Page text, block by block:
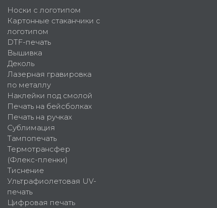
Носки с логотипом
Картонные стаканчики с
логотипом
DTF-печать
Вышивка
Деколь
Лазерная гравировка
по металлу
Наклейки под смолой
Печать на бейсболках
Печать на ручках
Сублимация
Тампопечать
Термотрансфер
(Флекс-пленки)
Тиснение
Ультрафиолетовая UV-
печать
Цифровая печать